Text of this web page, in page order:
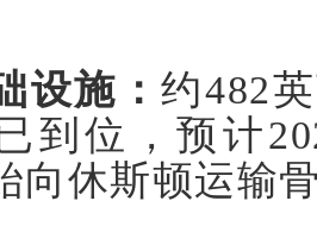
设施：约482
到位，预计
向休斯顿运输